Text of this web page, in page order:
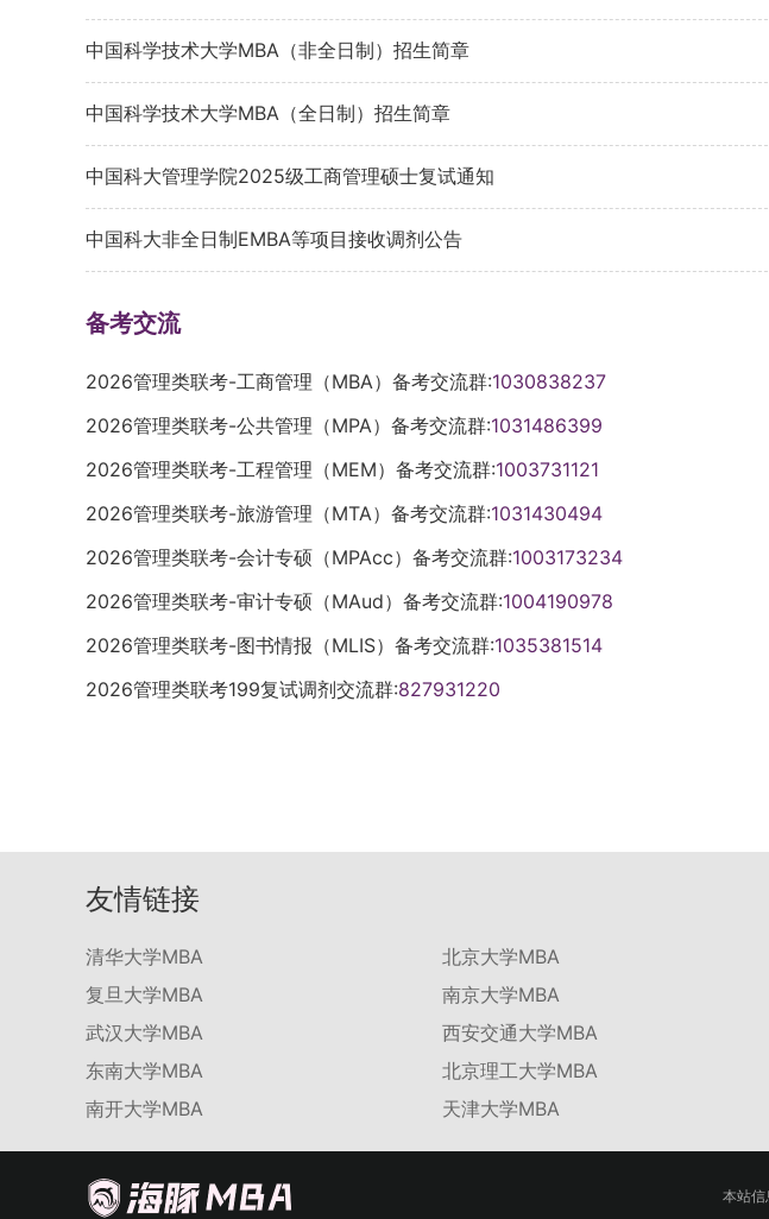
中国科学技术大学MBA（非全日制）招生简章
中国科学技术大学MBA（全日制）招生简章
中国科大管理学院2025级工商管理硕士复试通知
中国科大非全日制EMBA等项目接收调剂公告
备考交流
2026管理类联考-工商管理（MBA）备考交流群:1030838237
2026管理类联考-公共管理（MPA）备考交流群:1031486399
2026管理类联考-工程管理（MEM）备考交流群:1003731121
2026管理类联考-旅游管理（MTA）备考交流群:1031430494
2026管理类联考-会计专硕（MPAcc）备考交流群:1003173234
2026管理类联考-审计专硕（MAud）备考交流群:1004190978
2026管理类联考-图书情报（MLIS）备考交流群:1035381514
2026管理类联考199复试调剂交流群:827931220
友情链接
清华大学MBA 北京大学MBA
复旦大学MBA
南京大学MBA
武汉大学MBA
西安交通大学MBA
东南大学MBA
北京理工大学MBA
南开大学MBA
天津大学MBA
本站信